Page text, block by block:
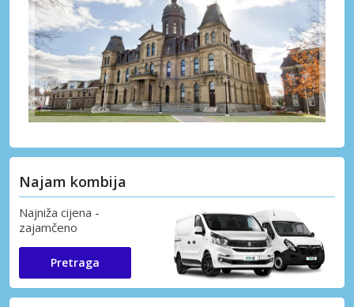
Najam kombija
Najniža cijena -
zajamčeno
Pretraga